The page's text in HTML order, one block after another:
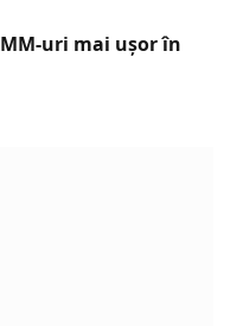
uri mai ușor în